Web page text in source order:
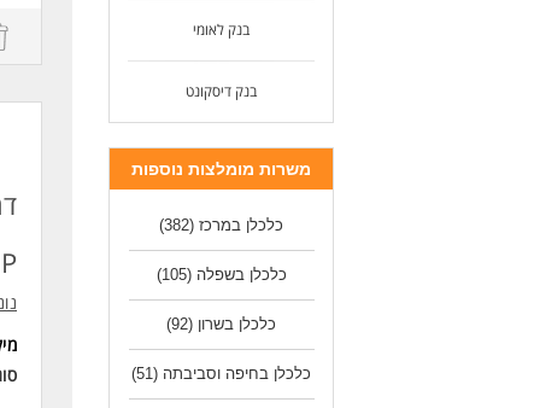
בנק לאומי
בנק דיסקונט
משרות מומלצות נוספות
כלכלן במרכז (382)
כלכלן בשפלה (105)
כלכלן בשרון (92)
כלכלן בחיפה וסביבתה (51)
*
*
*
*
*